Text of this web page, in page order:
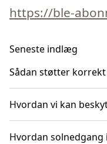
https://ble-
Seneste indlæg
Sådan støtter
Hvordan vi kan
Hvordan